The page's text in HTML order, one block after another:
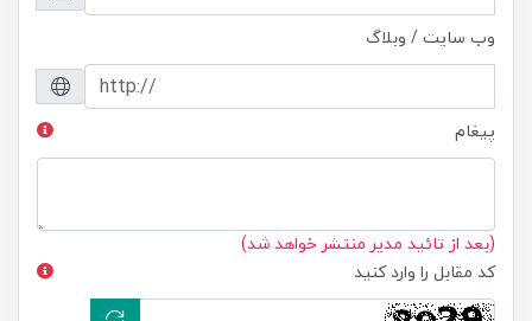
وب سایت / وبلاگ
پیغام
(بعد از تائید مدیر منتشر خواهد شد)
کد مقابل را وارد کنید